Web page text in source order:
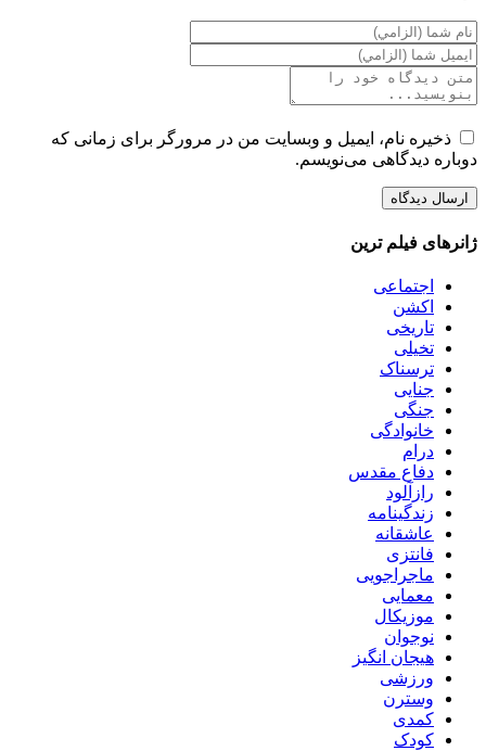
ذخیره نام، ایمیل و وبسایت من در مرورگر برای زمانی که
دوباره دیدگاهی می‌نویسم.
ژانرهای فیلم ترین
اجتماعی
اکشن
تاریخی
تخیلی
ترسناک
جنایی
جنگی
خانوادگی
درام
دفاع مقدس
رازآلود
زندگینامه
عاشقانه
فانتزی
ماجراجویی
معمایی
موزیکال
نوجوان
هیجان انگیز
ورزشی
وسترن
کمدی
کودک